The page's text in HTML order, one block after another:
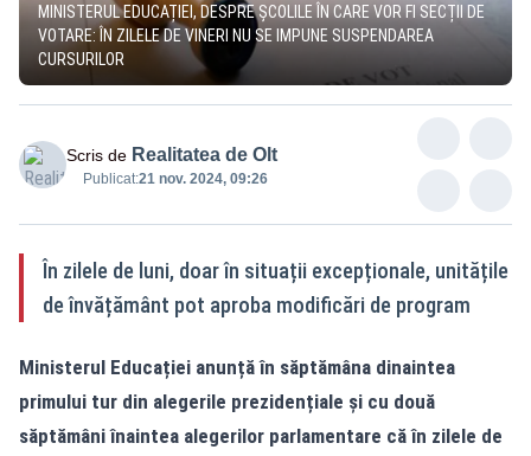
MINISTERUL EDUCAȚIEI, DESPRE ȘCOLILE ÎN CARE VOR FI SECȚII DE
VOTARE: ÎN ZILELE DE VINERI NU SE IMPUNE SUSPENDAREA
CURSURILOR
Scris de Realitatea de Olt
Publicat:21 nov. 2024, 09:26
În zilele de luni, doar în situații excepționale, unitățile
de învățământ pot aproba modificări de program
Ministerul Educației anunțăîn săptămâna dinaintea
primului tur din alegerile prezidențiale și cu două
săptămâni înaintea alegerilor parlamentare că în zilele de